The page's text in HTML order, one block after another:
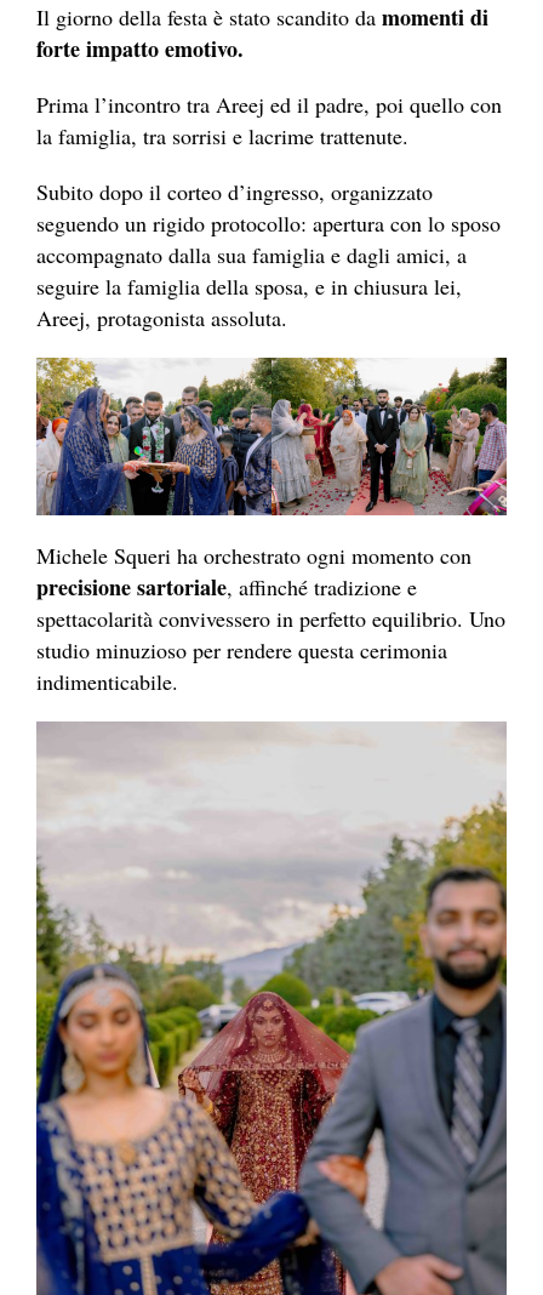
Il giorno della festa è stato scandito da momenti di
forte impatto emotivo.
Prima l’incontro tra Areej ed il padre, poi quello con
la famiglia, tra sorrisi e lacrime trattenute.
Subito dopo il corteo d’ingresso, organizzato
seguendo un rigido protocollo: apertura con lo sposo
accompagnato dalla sua famiglia e dagli amici, a
seguire la famiglia della sposa, e in chiusura lei,
Areej, protagonista assoluta.
Michele Squeri ha orchestrato ogni momento con
precisione sartoriale, affinché tradizione e
spettacolarità convivessero in perfetto equilibrio. Uno
studio minuzioso per rendere questa cerimonia
indimenticabile.